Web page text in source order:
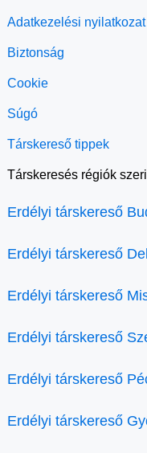
Adatkezelési nyilatkozat
Biztonság
Cookie
Súgó
Társkereső tippek
Társkeresés régiók
Erdélyi társkereső
Erdélyi társkereső
Erdélyi társkereső
Erdélyi társkereső
Erdélyi társkereső
Erdélyi társkereső